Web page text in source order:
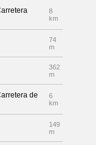
8
km
74
m
362
m
de
6
km
149
m